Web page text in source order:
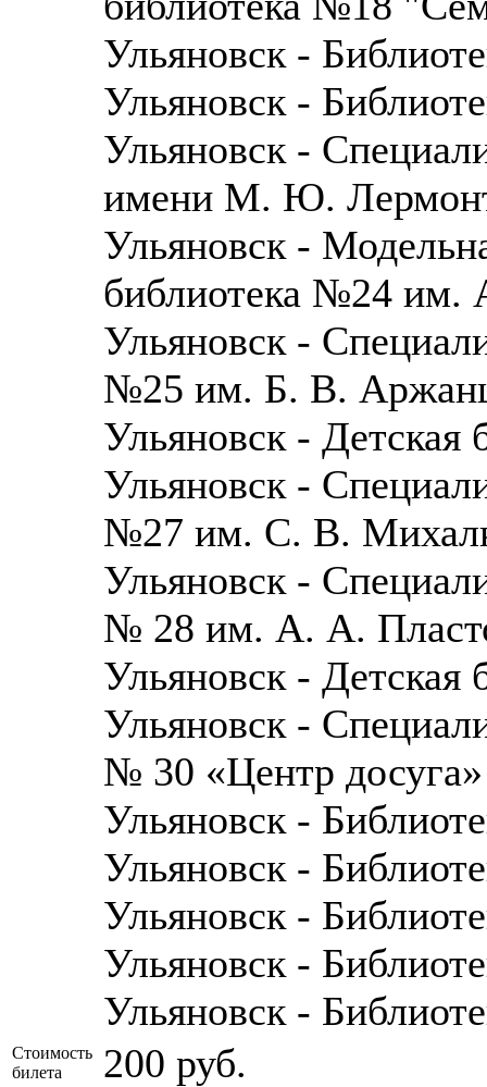
Ульяновск -
Ульяновск -
Ульяновск -
имени М. Ю.
Ульяновск -
библиотека №24
Ульяновск -
№25 им. Б. В.
Ульяновск - Детская
Ульяновск -
№27 им. С. В.
Ульяновск -
№ 28 им. А. А.
Ульяновск - Детская
Ульяновск -
№ 30 «Центр досуга»
Ульяновск -
Ульяновск -
Ульяновск -
Ульяновск -
Ульяновск -
Стоимость
билета
200 руб.